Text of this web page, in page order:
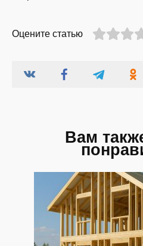
Оцените статью
Вам